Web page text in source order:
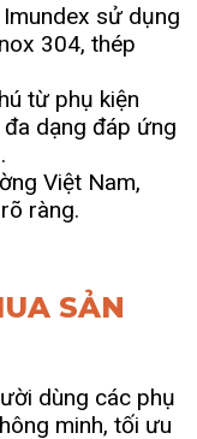
sử dụng
304, thép
từ phụ kiện
dạng đáp ứng
Việt Nam,
ràng.
SẢN
dùng các phụ
minh, tối ưu